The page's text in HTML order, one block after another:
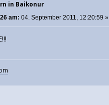
in Baikonur
am: 04. September 2011, 12:20:59 »